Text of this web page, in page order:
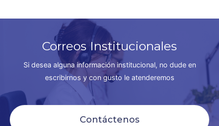
Correos Institucionales
Si desea alguna información institucional, no dude en
escribirnos y con gusto le atenderemos
Contáctenos